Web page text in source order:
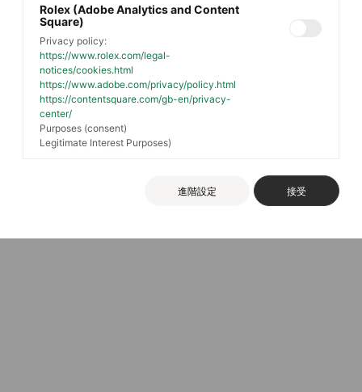
Facebook Instagram
隱私權政策 條款及細則
Copyright @ 2026 Chung Mei Watch 中美鐘錶眼鏡股份有限公司
Rolex (Adobe Analytics and Content
Square)
Privacy policy:
https://www.rolex.com/legal-
notices/cookies.html
https://www.adobe.com/privacy/policy.html
https://contentsquare.com/gb-en/privacy-
center/
Purposes (consent)
Legitimate Interest Purposes)
進階設定 接受